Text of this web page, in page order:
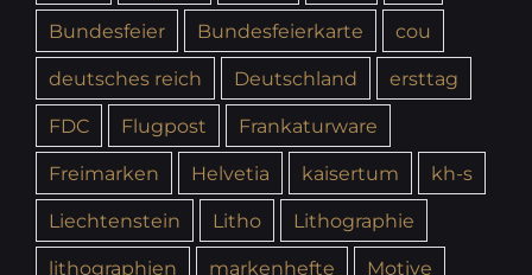
Bundesfeier
Bundesfeierkarte
cou
deutsches reich
Deutschland
ersttag
FDC
Flugpost
Frankaturware
Freimarken
Helvetia kaisertum
kh-s
Liechtenstein
Litho
Lithographie
lithographien
markenhefte
Motive